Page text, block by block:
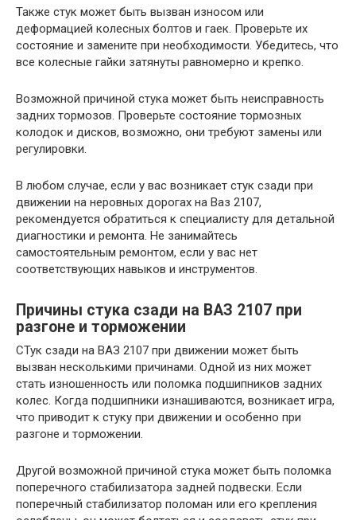
Также стук может быть вызван износом или
деформацией колесных болтов и гаек. Проверьте их
состояние и замените при необходимости. Убедитесь, что
все колесные гайки затянуты равномерно и крепко.
Возможной причиной стука может быть неисправность
задних тормозов. Проверьте состояние тормозных
колодок и дисков, возможно, они требуют замены или
регулировки.
В любом случае, если у вас возникает стук сзади при
движении на неровных дорогах на Ваз 2107,
рекомендуется обратиться к специалисту для детальной
диагностики и ремонта. Не занимайтесь
самостоятельным ремонтом, если у вас нет
соответствующих навыков и инструментов.
Причины стука сзади на ВАЗ 2107 при
разгоне и торможении
СТук сзади на ВАЗ 2107 при движении может быть
вызван несколькими причинами. Одной из них может
стать изношенность или поломка подшипников задних
колес. Когда подшипники изнашиваются, возникает игра,
что приводит к стуку при движении и особенно при
разгоне и торможении.
Другой возможной причиной стука может быть поломка
поперечного стабилизатора задней подвески. Если
поперечный стабилизатор поломан или его крепления